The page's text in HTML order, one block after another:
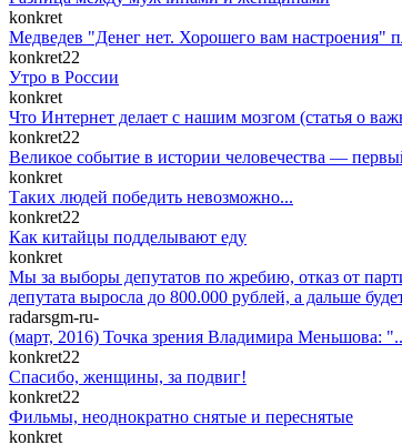
konkret
Медведев "Денег нет. Хорошего вам настроения"
konkret22
Утро в России
konkret
Что Интернет делает с нашим мозгом (статья о
konkret22
Великое событие в истории человечества —
konkret
Таких людей победить невозможно...
konkret22
Как китайцы подделывают еду
konkret
Мы за выборы депутатов по жребию, отказ от
депутата выросла до 800.000 рублей, а дальше
radarsgm-ru-
(март, 2016) Точка зрения Владимира Меньшова:
konkret22
Спасибо, женщины, за подвиг!
konkret22
Фильмы, неоднократно снятые и переснятые
konkret